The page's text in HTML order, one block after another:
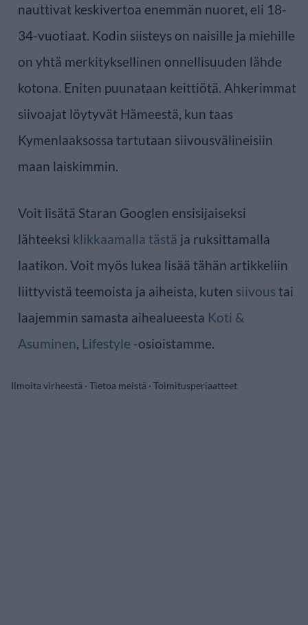
nauttivat keskivertoa enemmän nuoret, eli 18-
34-vuotiaat. Kodin siisteys on naisille ja miehille
on yhtä merkityksellinen onnellisuuden lähde
kotona. Eniten puunataan keittiötä. Ahkerimmat
siivoajat löytyvät Hämeestä, kun taas
Kymenlaaksossa tartutaan siivousvälineisiin
maan laiskimmin.
Voit lisätä Staran Googlen ensisijaiseksi
lähteeksi klikkaamalla tästä ja ruksittamalla
laatikon. Voit myös lukea lisää tähän artikkeliin
liittyvistä teemoista ja aiheista, kuten siivous tai
laajemmin samasta aihealueesta Koti &
Asuminen, Lifestyle -osioistamme.
Ilmoita virheestä · Tietoa meistä · Toimitusperiaatteet